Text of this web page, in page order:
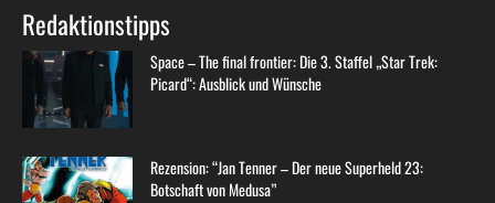
Redaktionstipps
Space – The final frontier: Die 3. Staffel „Star Trek:
Picard“: Ausblick und Wünsche
Rezension: “Jan Tenner – Der neue Superheld 23:
Botschaft von Medusa”